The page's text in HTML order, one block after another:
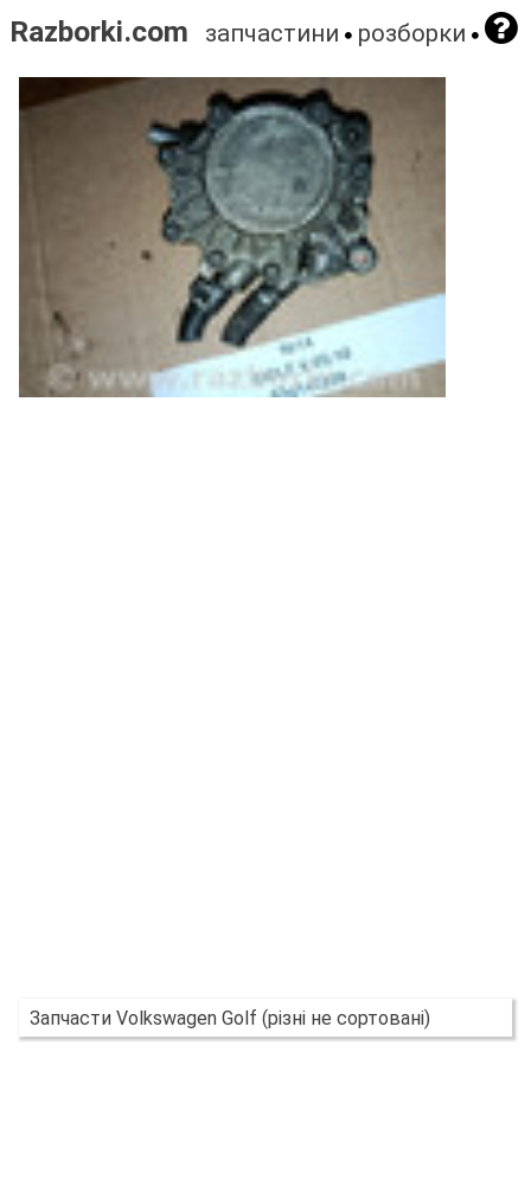
Razborki.com запчастини розборки
Запчасти Volkswagen Golf (різні не сортовані)